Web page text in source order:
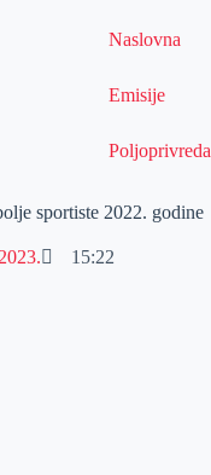
Naslovna
Emisije
Poljoprivreda
sportiste 2022. godine
15:22